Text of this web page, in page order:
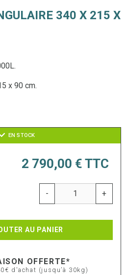
340 X 215 X
x 90 cm.
EN STOCK
2 790,00 € TTC
- +
AU PANIER
OFFERTE*
d'achat (jusqu’à 30kg)